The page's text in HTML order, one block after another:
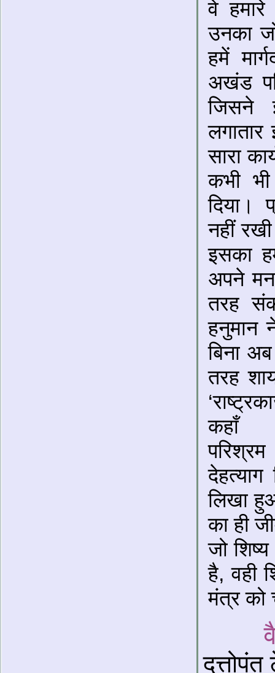
वे
उनका
हमें
अखंड
जिसने
लगातार
सारा
कभी
दिया।
नहीं
इसका
अपने
तरह
हनुमान
बिना
तरह
कहाँ
देहत्याग
लिखा
का ही
जो
है, वही
मंत्र को